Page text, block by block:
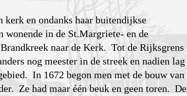
kerk en ondanks haar buitendijkse
in de St.Margriete- en de
naar de Kerk. Tot de Rijksgrens
nog meester in de streek en nadien lag
In 1672 begon men met de bouw van
Ze had maar één beuk en geen toren. De